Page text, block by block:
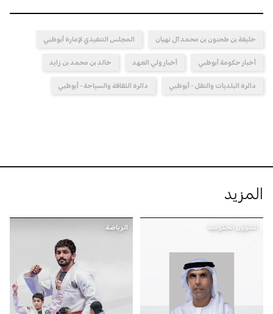
خليفة بن طحنون بن محمد آل نهيان المجلس التنفيذي لإمارة أبوظبي
أخبار حكومة أبوظبي أخبار ولي العهد خالد بن محمد بن زايد
دائرة البلديات والنقل - أبوظبي دائرة الثقافة والسياحة - أبوظبي
المزيد
الشؤون الحكومية الرياضة